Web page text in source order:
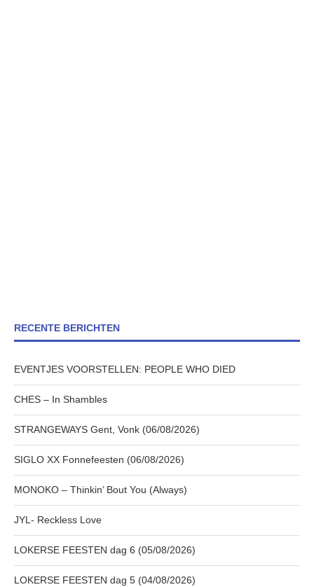
RECENTE BERICHTEN
EVENTJES VOORSTELLEN: PEOPLE WHO DIED
CHES – In Shambles
STRANGEWAYS Gent, Vonk (06/08/2026)
SIGLO XX Fonnefeesten (06/08/2026)
MONOKO – Thinkin’ Bout You (Always)
JYL- Reckless Love
LOKERSE FEESTEN dag 6 (05/08/2026)
LOKERSE FEESTEN dag 5 (04/08/2026)